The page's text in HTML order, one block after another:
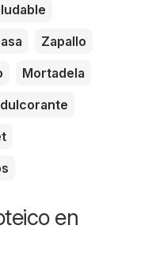
Zapallo
Mortadela
en